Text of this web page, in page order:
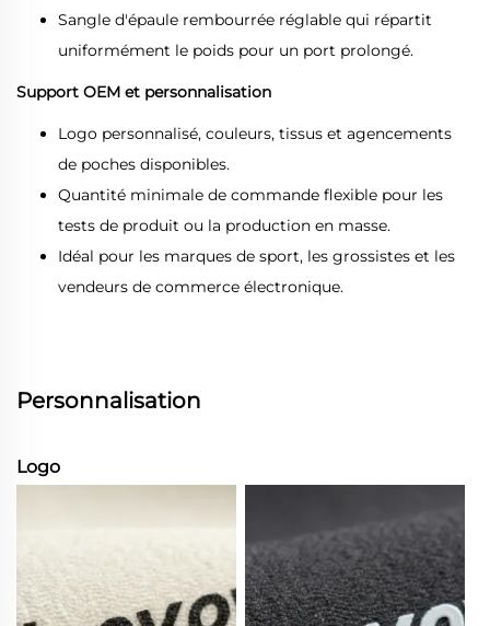
Sangle d'épaule rembourrée réglable qui répartit
uniformément le poids pour un port prolongé.
Support OEM et personnalisation
Logo personnalisé, couleurs, tissus et agencements
de poches disponibles.
Quantité minimale de commande flexible pour les
tests de produit ou la production en masse.
Idéal pour les marques de sport, les grossistes et les
vendeurs de commerce électronique.
Personnalisation
Logo